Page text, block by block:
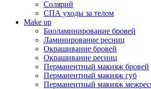
Солярий
СПА уходы за телом
Make up
Биоламинирование бровей
Ламинирование ресниц
Окрашивание бровей
Окрашивание ресниц
Перманентный макияж бровей
Перманентный макияж губ
Перманентный макияж